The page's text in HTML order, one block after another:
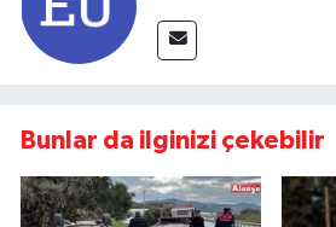
Bunlar da ilginizi çekebilir